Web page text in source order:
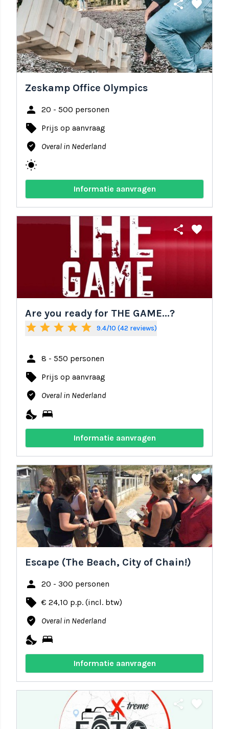
share favorite
Zeskamp Office Olympics
person 20 - 500 personen
local_offer Prijs op aanvraag
where_to_vote Overal in Nederland
wb_sunny
Informatie aanvragen
share favorite
Are you ready for THE GAME...?
star star star star star 9.4/10 (42 reviews)
person 8 - 550 personen
local_offer Prijs op aanvraag
where_to_vote Overal in Nederland
nights_stay bed
Informatie aanvragen
share favorite
Escape (The Beach, City of Chain!)
person 20 - 300 personen
local_offer € 24,10 p.p. (incl. btw)
where_to_vote Overal in Nederland
nights_stay bed
Informatie aanvragen
share favorite